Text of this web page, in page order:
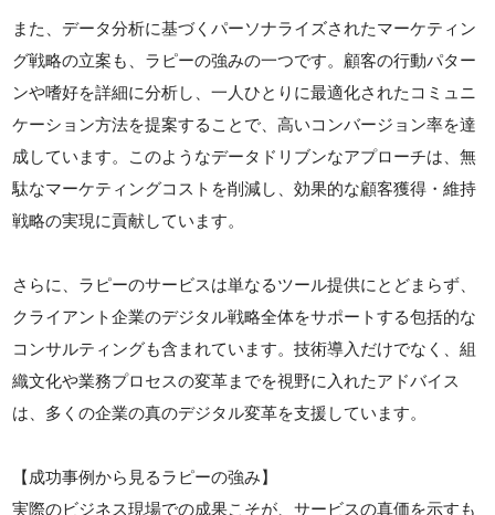
また、データ分析に基づくパーソナライズされたマーケティン
グ戦略の立案も、ラピーの強みの一つです。顧客の行動パター
ンや嗜好を詳細に分析し、一人ひとりに最適化されたコミュニ
ケーション方法を提案することで、高いコンバージョン率を達
成しています。このようなデータドリブンなアプローチは、無
駄なマーケティングコストを削減し、効果的な顧客獲得・維持
戦略の実現に貢献しています。
さらに、ラピーのサービスは単なるツール提供にとどまらず、
クライアント企業のデジタル戦略全体をサポートする包括的な
コンサルティングも含まれています。技術導入だけでなく、組
織文化や業務プロセスの変革までを視野に入れたアドバイス
は、多くの企業の真のデジタル変革を支援しています。
【成功事例から見るラピーの強み】
実際のビジネス現場での成果こそが、サービスの真価を示すも